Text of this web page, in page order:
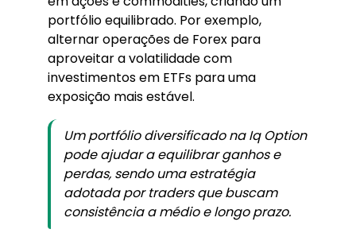
portfólio equilibrado. Por exemplo,
alternar operações de Forex para
aproveitar a volatilidade com
investimentos em ETFs para uma
exposição mais estável.
Um portfólio diversificado na Iq Option
pode ajudar a equilibrar ganhos e
perdas, sendo uma estratégia
adotada por traders que buscam
consistência a médio e longo prazo.